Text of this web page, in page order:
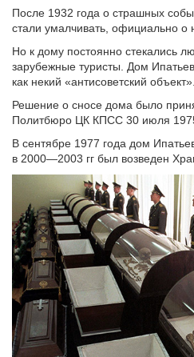
После 1932 года о страшных
стали умалчивать, официально о
Но к дому постоянно стекались
зарубежные туристы. Дом
как некий «антисоветский объект».
Решение о сносе дома было
Политбюро ЦК КПСС 30 июля
В сентябре 1977 года дом
в 2000—2003 гг был возведен